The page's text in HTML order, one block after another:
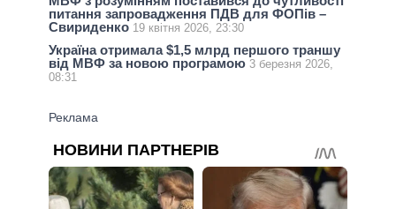
питання запровадження ПДВ для ФОПів –
Свириденко 19 квітня 2026, 23:30
Україна отримала $1,5 млрд першого траншу
від МВФ за новою програмою 3 березня 2026,
08:31